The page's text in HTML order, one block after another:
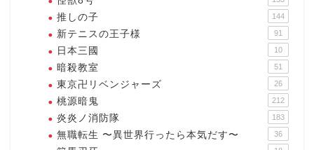
推しの子 144
新テニスの王子様 91
日本三國 10
暗殺教室 51
東京卍リベンジャーズ 26
桃源暗鬼 212
炎炎ノ消防隊 183
無職転生 〜異世界行ったら本気だす〜 36